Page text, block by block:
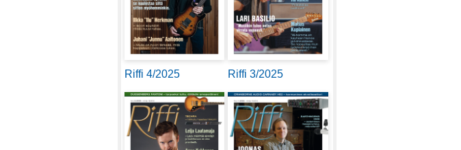
Riffi 4/2025 Riffi 3/2025